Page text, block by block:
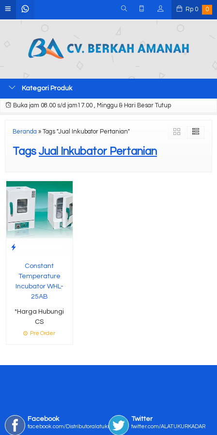
Rp 0 0
Kategori Produk
Buka jam 08.00 s/d jam17.00 , Minggu & Hari Besar Tutup
Beranda » Tags "Jual Inkubator Pertanian"
Tags Jual Inkubator Pertanian
Constant
Temperature
Incubator WHL-
25AB
*Harga Hubungi
CS
Pre Order
Facebook
facebook.com/Distributoralatukur
Twitter
twitter.com/ALATUKURKADAR